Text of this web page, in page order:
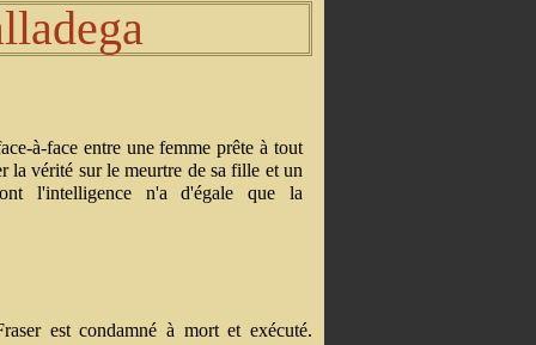
à-face entre une femme prête à tout
la vérité sur le meurtre de sa fille et un
l'intelligence n'a d'égale que la
est condamné à mort et exécuté.